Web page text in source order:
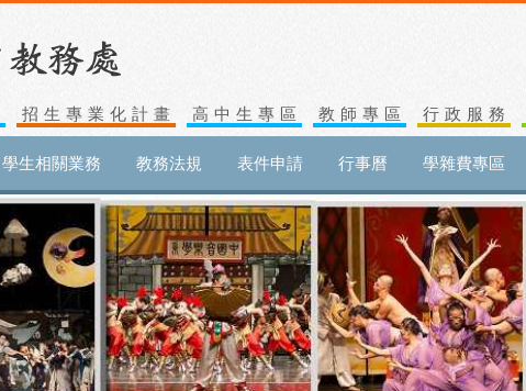
招生專業化計畫 高中生專區 教師專區 行政服務
學生相關業務 教務法規 表件申請 行事曆 學雜費專區